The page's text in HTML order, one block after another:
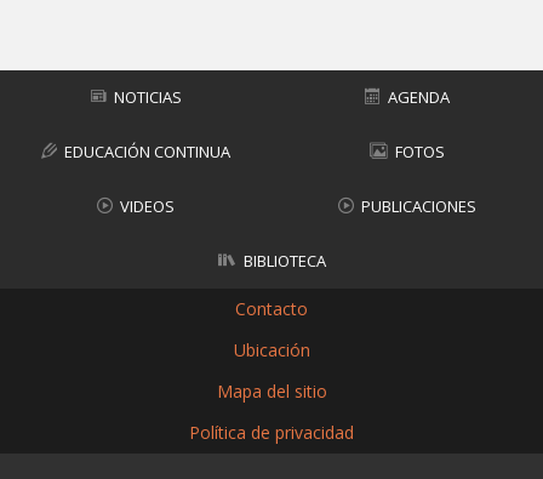
NOTICIAS AGENDA
EDUCACIÓN CONTINUA FOTOS
VIDEOS PUBLICACIONES
BIBLIOTECA
Contacto
Ubicación
Mapa del sitio
Política de privacidad